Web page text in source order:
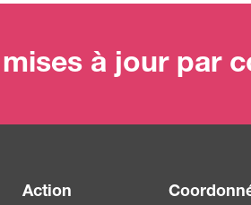
à jour par
Action